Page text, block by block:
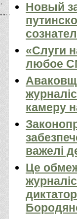
Новый
«Слуги
любое
камеру
важелі
Це